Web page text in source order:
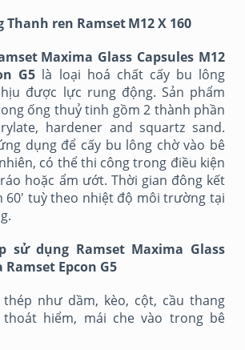
Thanh ren RamsetM12 X 160
Maxima Glass Capsules M12
G5 là loại hoá chất cấy bu lông
được lực rung động. Sản phẩm
ống thuỷ tinh gồm 2 thành phần
hardener and squartz sand.
dụng để cấy bu lông chờ vào bê
có thể thi công trong điều kiện
hoặc ẩm ướt. Thời gian đông kết
60' tuỳ theo nhiệt độ môi trường tại
sử dụng Ramset Maxima Glass
Ramset Epcon G5
thép như dầm, kèo, cột, cầu thang
thoát hiểm, mái che vào trong bê